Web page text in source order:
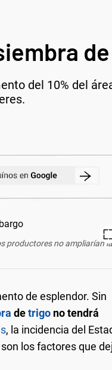
del 10% del
productores no ampliarían la
de esplendor. Sin
detrigo no tendrá
, la incidencia del
los factores que